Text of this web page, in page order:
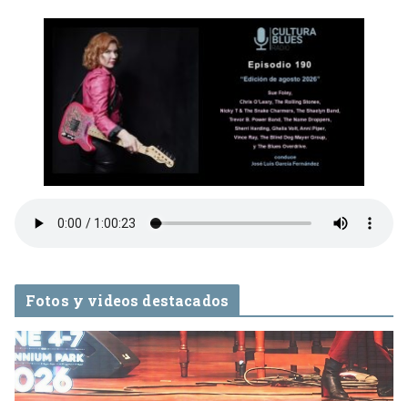
Fotos y videos destacados